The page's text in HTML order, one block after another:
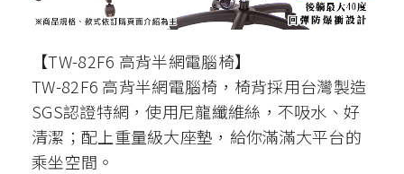
【TW-82F6 高背半網電腦椅】
TW-82F6 高背半網電腦椅，椅背採用台灣製造
SGS認證特網，使用尼龍纖維絲，不吸水、好
清潔；配上重量級大座墊，給你滿滿大平台的
乘坐空間。